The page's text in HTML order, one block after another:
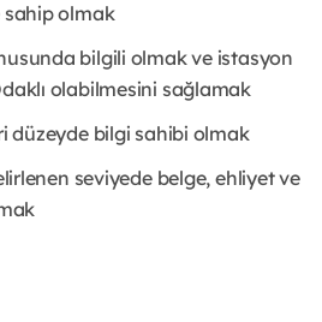
olmak
bilgili olmak ve istasyon
olabilmesini sağlamak
düzeyde bilgi sahibi olmak
seviyede belge, ehliyet ve